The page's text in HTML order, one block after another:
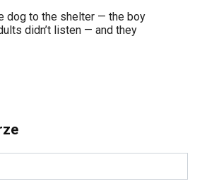
dog to the shelter — the boy
didn’t listen — and they